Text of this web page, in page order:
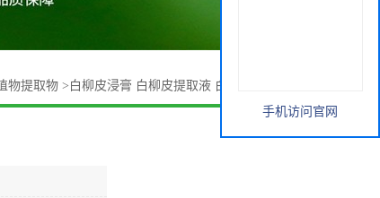
物提取物 > 白柳皮浸膏 白柳皮提取液 白柳皮提取物供应
手机访问官网